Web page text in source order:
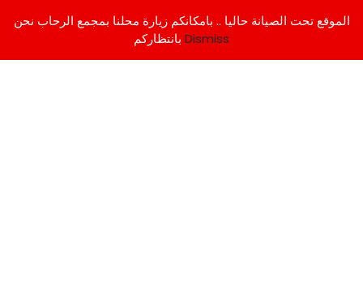
الموقع تحت الصيانة حاليا .. بامكانكم زيارة محلنا بمجمع الرحاب نحن
Dismiss